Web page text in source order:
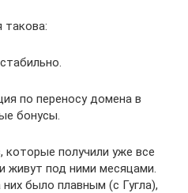
такова:
по переносу домена в
бонусы.
которые получили уже все
под ними месяцами.
было плавным (с Гугла),